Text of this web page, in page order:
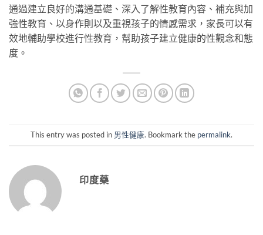
通過建立良好的溝通基礎、深入了解性教育內容、補充與加
強性教育、以身作則以及重視孩子的情感需求，家長可以有
效地輔助學校進行性教育，幫助孩子建立健康的性觀念和態
度。
This entry was posted in 男性健康. Bookmark the permalink.
印度藥